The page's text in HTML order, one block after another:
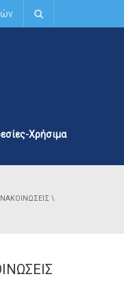
Χρήσιμα
\